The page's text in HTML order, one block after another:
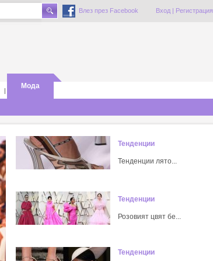
Влез през Facebook Вход| Регистрация
|
Мода
Тенденции
Тенденции лято...
Тенденции
Розовият цвят бе...
Тенденции